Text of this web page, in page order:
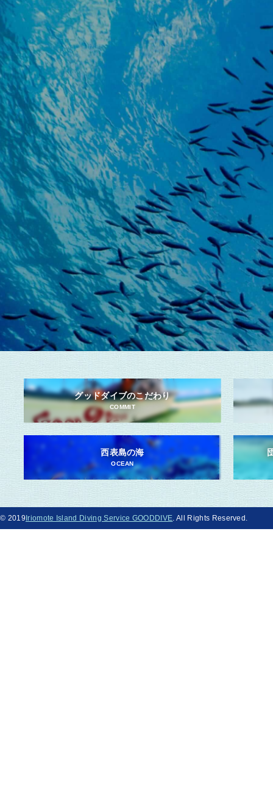
グッドダイブのこだわり
COMMIT
西表島の海
OCEAN
© 2019Iriomote Island Diving Service GOODDIVE . All Rights Reserved.